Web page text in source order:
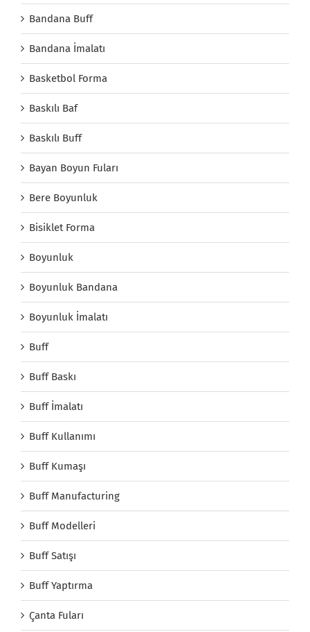
Bandana Buff
Bandana İmalatı
Basketbol Forma
Baskılı Baf
Baskılı Buff
Bayan Boyun Fuları
Bere Boyunluk
Bisiklet Forma
Boyunluk
Boyunluk Bandana
Boyunluk İmalatı
Buff
Buff Baskı
Buff İmalatı
Buff Kullanımı
Buff Kumaşı
Buff Manufacturing
Buff Modelleri
Buff Satışı
Buff Yaptırma
Çanta Fuları